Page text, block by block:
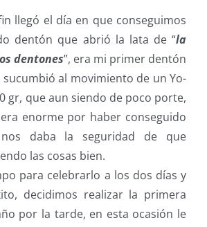
llegó el día en que conseguimos
dentón que abrió la lata de “la
dentones”, era mi primer dentón
sucumbió al movimiento de un Yo-
gr, que aun siendo de poco porte,
enorme por haber conseguido
daba la seguridad de que
las cosas bien.
para celebrarlo a los dos días y
decidimos realizar la primera
por la tarde, en esta ocasión le